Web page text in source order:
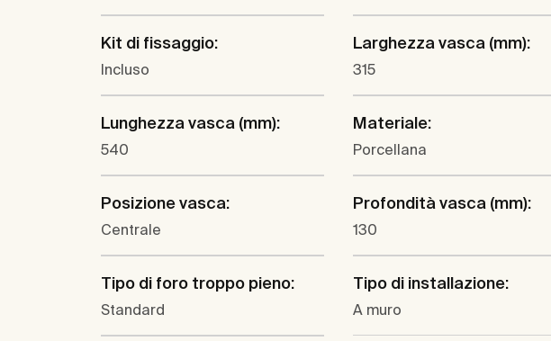
Kit di fissaggio:
Incluso
Larghezza vasca (mm):
315
Lunghezza vasca (mm):
540
Materiale:
Porcellana
Posizione vasca:
Centrale
Profondità vasca (mm):
130
Tipo di foro troppo pieno:
Standard
Tipo di installazione:
A muro